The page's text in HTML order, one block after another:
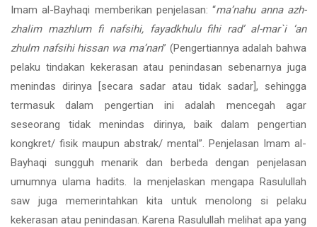
Imam al-Bayhaqi memberikan penjelasan: “ma’nahu anna azh-
zhalim mazhlum fi nafsihi, fayadkhulu fihi rad’ al-mar`i ‘an
zhulm nafsihi hissan wa ma’nan” (Pengertiannya adalah bahwa
pelaku tindakan kekerasan atau penindasan sebenarnya juga
menindas dirinya [secara sadar atau tidak sadar], sehingga
termasuk dalam pengertian ini adalah mencegah agar
seseorang tidak menindas dirinya, baik dalam pengertian
kongkret/ fisik maupun abstrak/ mental”. Penjelasan Imam al-
Bayhaqi sungguh menarik dan berbeda dengan penjelasan
umumnya ulama hadits. Ia menjelaskan mengapa Rasulullah
saw juga memerintahkan kita untuk menolong si pelaku
kekerasan atau penindasan. Karena Rasulullah melihat apa yang